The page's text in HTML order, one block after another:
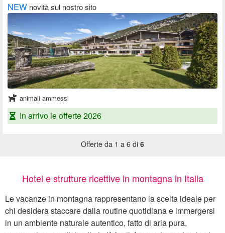
NEW novità sul nostro sito
animali ammessi
In arrivo le offerte 2026
Offerte da 1 a 6 di 6
Hotel e strutture ricettive in montagna in Italia
Le vacanze in montagna rappresentano la scelta ideale per
chi desidera staccare dalla routine quotidiana e immergersi
in un ambiente naturale autentico, fatto di aria pura,